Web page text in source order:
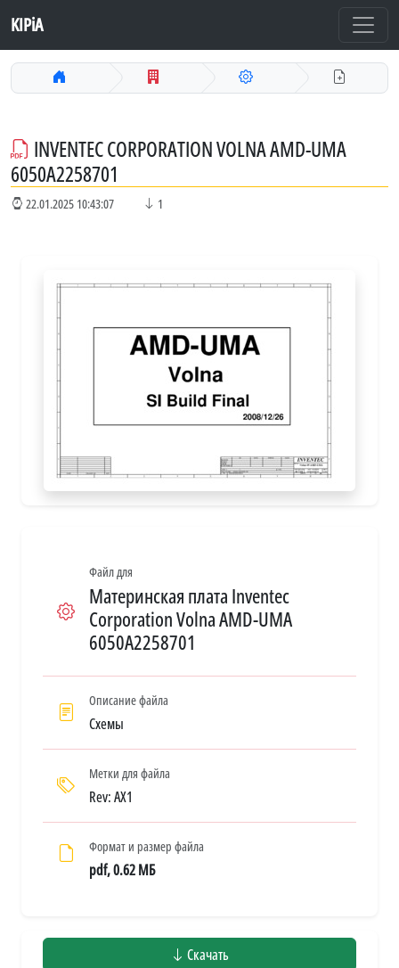
KIPiA
INVENTEC CORPORATION VOLNA AMD-UMA
6050A2258701
22.01.2025 10:43:07 1
Файл для
Материнская плата Inventec
Corporation Volna AMD-UMA
6050A2258701
Описание файла
Схемы
Метки для файла
Rev: AX1
Формат и размер файла
pdf, 0.62 МБ
Скачать